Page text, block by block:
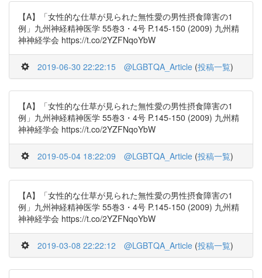
【A】「女性的な仕草が見られた無性愛の男性摂食障害の1
例」九州神経精神医学 55巻3・4号 P.145-150 (2009) 九州精
神神経学会 https://t.co/2YZFNqoYbW
2019-06-30 22:22:15 @LGBTQA_Article (投稿一覧)
【A】「女性的な仕草が見られた無性愛の男性摂食障害の1
例」九州神経精神医学 55巻3・4号 P.145-150 (2009) 九州精
神神経学会 https://t.co/2YZFNqoYbW
2019-05-04 18:22:09 @LGBTQA_Article (投稿一覧)
【A】「女性的な仕草が見られた無性愛の男性摂食障害の1
例」九州神経精神医学 55巻3・4号 P.145-150 (2009) 九州精
神神経学会 https://t.co/2YZFNqoYbW
2019-03-08 22:22:12 @LGBTQA_Article (投稿一覧)